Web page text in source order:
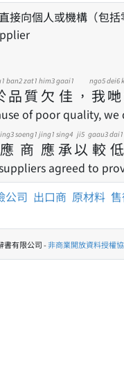
直接向個人或機構（包括
品
ban2
質
zat1
欠
him3
佳
gaai1
， 我
ngo5
哋
dei6
of poor quality,
應 商
soeng1
應
jing1
承
sing4
以
ji5
較
gaau3
低
dai1
agreed to
公司 出口商 原材料
書有限公司 -非商業開放資料授權